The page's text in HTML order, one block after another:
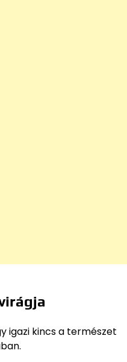
igazi kincs a természet